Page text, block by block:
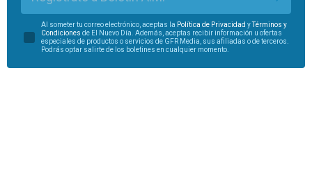
Al someter tu correo electrónico, aceptas la Política de Privacidad y
Términos y
Condiciones de El Nuevo Día. Además, aceptas recibir información u ofertas
especiales de productos o servicios de GFR Media, sus afiliadas o de terceros.
Podrás optar salirte de los boletines en cualquier momento.